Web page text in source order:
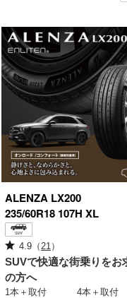
ALENZA LX200
235/60R18 107H XL
4.9（ 21 ）
SUVで快適な街乗りをお
の方へ
1本＋取付 4本＋取付